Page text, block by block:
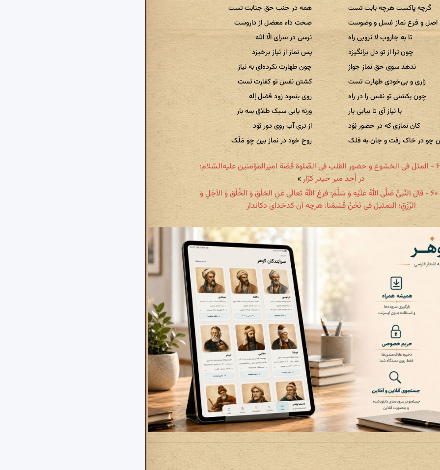
گرچه پاکست هرچه بابت تست
همه در جنب حق جنابت تست
اصل و فرع نماز غسل و وضوست
صحت داء معضل از داروست
تا به جاروب لا نروبی راه
نرسی در سرای الّا الله
چون ترا از تو دل برانگیزد
پس نماز از نیاز برخیزد
ندهد سوی حق نماز جواز
چون طهارت نکرده‌ای به نیاز
زاری و بی‌خودی طهارت تست
کشتن نفس تو کفارت تست
چون بکشتی تو نفس را در راه
روی بنمود زود فضل اِله
با نیاز آی تا بیابی بار
ورنه یابی سبک طلاق سه بار
کان نمازی که در حضور بُوَد
از تری آب روی دور بُوَد
چو در خاک رفت و جان به فلک
روح خود در نماز بین چو مَلَک
بخش ۶۲ - المثل فی الخشوع و حضور القلب فی الصّلوة قصّة امیرالمؤمنین علیه‌السّلام:
در اُحد میر حیدر کرّار»
بخش ۶۰ - قالَ النّبیُّ صَلَّی اللهُ عَلَیْهِ وَ سَلَّمَ: فرغ َاللهُ تَعالَی عَنِ الخلْقِ وَ الخُلْق وَ الاَجَلِ وَ
الرِّزْقِ؛ التمثیل فی نَحْنُ قَسَمْنا: هرچه آن کدخدای دکاندار